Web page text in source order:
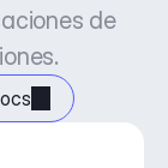
de